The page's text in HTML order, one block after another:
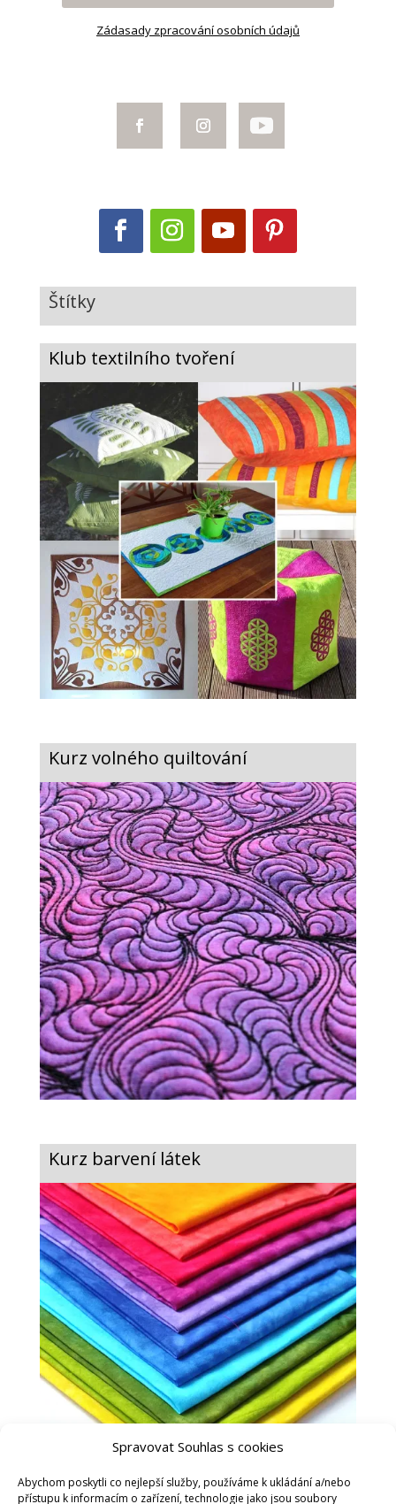
Spravovat Souhlas s cookies
Abychom poskytli co nejlepší služby, používáme k ukládání a/nebo
přístupu k informacím o zařízení, technologie jako jsou soubory
Zádasady zpracování osobních údajů
Štítky
Klub textilního tvoření
Kurz volného quiltování
Kurz barvení látek